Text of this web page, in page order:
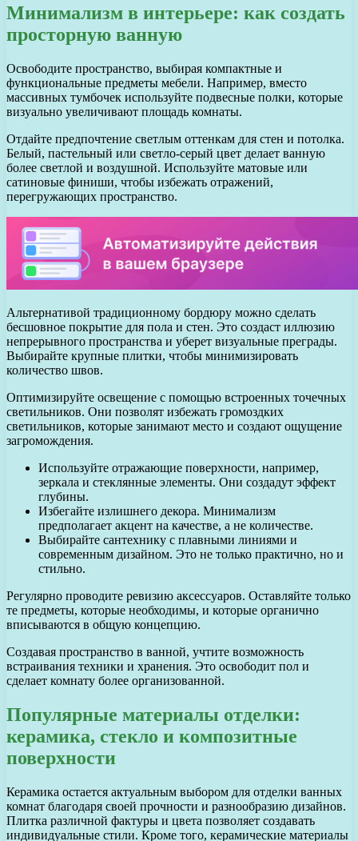
Минимализм в интерьере: как создать
просторную ванную
Освободите пространство, выбирая компактные и
функциональные предметы мебели. Например, вместо
массивных тумбочек используйте подвесные полки, которые
визуально увеличивают площадь комнаты.
Отдайте предпочтение светлым оттенкам для стен и потолка.
Белый, пастельный или светло-серый цвет делает ванную
более светлой и воздушной. Используйте матовые или
сатиновые финиши, чтобы избежать отражений,
перегружающих пространство.
Альтернативой традиционному бордюру можно сделать
бесшовное покрытие для пола и стен. Это создаст иллюзию
непрерывного пространства и уберет визуальные преграды.
Выбирайте крупные плитки, чтобы минимизировать
количество швов.
Оптимизируйте освещение с помощью встроенных точечных
светильников. Они позволят избежать громоздких
светильников, которые занимают место и создают ощущение
загромождения.
Используйте отражающие поверхности, например,
зеркала и стеклянные элементы. Они создадут эффект
глубины.
Избегайте излишнего декора. Минимализм
предполагает акцент на качестве, а не количестве.
Выбирайте сантехнику с плавными линиями и
современным дизайном. Это не только практично, но и
стильно.
Регулярно проводите ревизию аксессуаров. Оставляйте только
те предметы, которые необходимы, и которые органично
вписываются в общую концепцию.
Создавая пространство в ванной, учтите возможность
встраивания техники и хранения. Это освободит пол и
сделает комнату более организованной.
Популярные материалы отделки:
керамика, стекло и композитные
поверхности
Керамика остается актуальным выбором для отделки ванных
комнат благодаря своей прочности и разнообразию дизайнов.
Плитка различной фактуры и цвета позволяет создавать
индивидуальные стили. Кроме того, керамические материалы